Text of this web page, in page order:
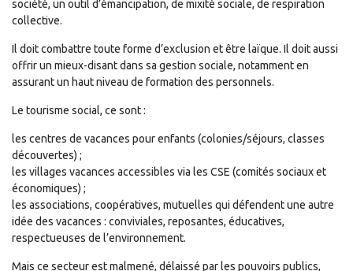
société, un outil d’émancipation, de mixité sociale, de respiration
collective.
Il doit combattre toute forme d’exclusion et être laïque. Il doit aussi
offrir un mieux-disant dans sa gestion sociale, notamment en
assurant un haut niveau de formation des personnels.
Le tourisme social, ce sont :
les centres de vacances pour enfants (colonies/séjours, classes
découvertes) ;
les villages vacances accessibles via les CSE (comités sociaux et
économiques) ;
les associations, coopératives, mutuelles qui défendent une autre
idée des vacances : conviviales, reposantes, éducatives,
respectueuses de l’environnement.
Mais ce secteur est malmené, délaissé par les pouvoirs publics,